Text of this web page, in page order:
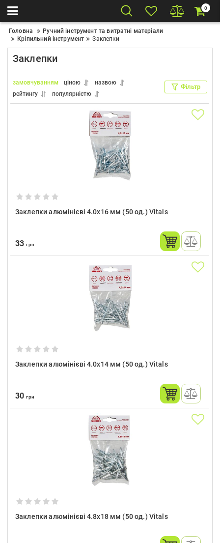
0
Головна
Ручний інструмент та витратні матеріали
Кріпильний інструмент
Заклепки
Заклепки
замовчуванням ціною
назвою
рейтингу
популярністю
Фільтр
Заклепки алюмінієві 4.0x16 мм (50 од.) Vitals
33грн
Заклепки алюмінієві 4.0x14 мм (50 од.) Vitals
30грн
Заклепки алюмінієві 4.8x18 мм (50 од.) Vitals